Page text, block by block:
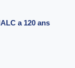
a 120 ans